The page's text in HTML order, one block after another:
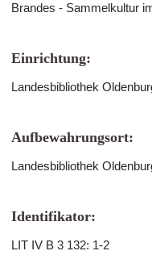
Brandes - Sammelkultur
Einrichtung:
Landesbibliothek
Aufbewahrungsort:
Landesbibliothek
Identifikator:
LIT IV B 3 132: 1-2